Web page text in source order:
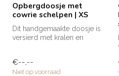
Opbergdoosje met
cowrie schelpen | XS
Dit handgemaakte doosje is
versierd met kralen en
€--,--
Niet op voorraad